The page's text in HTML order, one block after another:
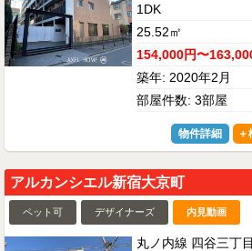
1DK
25.52㎡
154,000円〜
築年: 2020年2月
部屋件数: 3部屋
物件詳細
アルカンシエル新宿大京町
ペット可 デザイナーズ 内見動画
丸ノ内線 四谷三丁